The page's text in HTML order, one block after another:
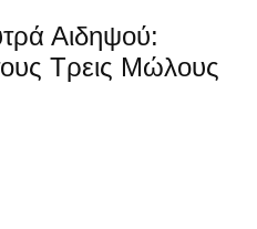
Αιδηψού:
Τρεις Μώλους